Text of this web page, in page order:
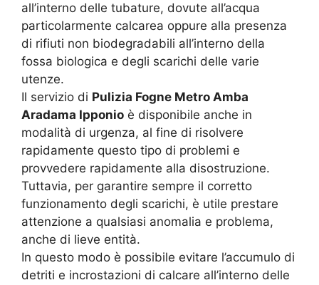
all’interno delle tubature, dovute all’acqua
particolarmente calcarea oppure alla presenza
di rifiuti non biodegradabili all’interno della
fossa biologica e degli scarichi delle varie
utenze.
Il servizio di Pulizia Fogne Metro Amba
Aradama Ipponio è disponibile anche in
modalità di urgenza, al fine di risolvere
rapidamente questo tipo di problemi e
provvedere rapidamente alla disostruzione.
Tuttavia, per garantire sempre il corretto
funzionamento degli scarichi, è utile prestare
attenzione a qualsiasi anomalia e problema,
anche di lieve entità.
In questo modo è possibile evitare l’accumulo di
detriti e incrostazioni di calcare all’interno delle